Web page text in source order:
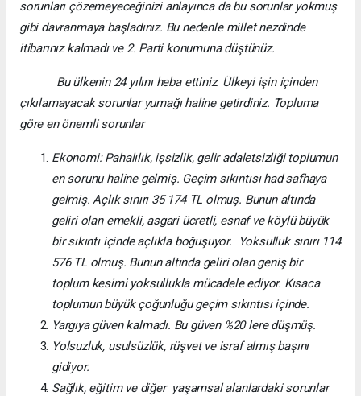
sorunları çözemeyeceğinizi anlayınca da bu sorunlar yokmuş
gibi davranmaya başladınız. Bu nedenle millet nezdinde
itibarınız kalmadı ve 2. Parti konumuna düştünüz.
Bu ülkenin 24 yılını heba ettiniz. Ülkeyi işin içinden
çıkılamayacak sorunlar yumağı haline getirdiniz. Topluma
göre en önemli sorunlar
Ekonomi: Pahalılık, işsizlik, gelir adaletsizliği toplumun
en sorunu haline gelmiş. Geçim sıkıntısı had safhaya
gelmiş. Açlık sınırı 35 174 TL olmuş. Bunun altında
geliri olan emekli, asgari ücretli, esnaf ve köylü büyük
bir sıkıntı içinde açlıkla boğuşuyor. Yoksulluk sınırı 114
576 TL olmuş. Bunun altında geliri olan geniş bir
toplum kesimi yoksullukla mücadele ediyor. Kısaca
toplumun büyük çoğunluğu geçim sıkıntısı içinde.
Yargıya güven kalmadı. Bu güven %20 lere düşmüş.
Yolsuzluk, usulsüzlük, rüşvet ve israf almış başını
gidiyor.
Sağlık, eğitim ve diğer yaşamsal alanlardaki sorunlar